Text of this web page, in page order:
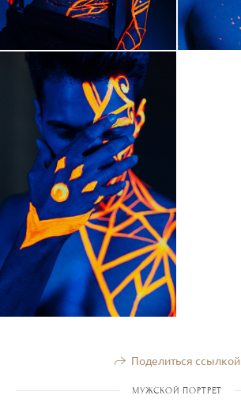
Поделиться ссылкой
МУЖСКОЙ ПОРТРЕТ